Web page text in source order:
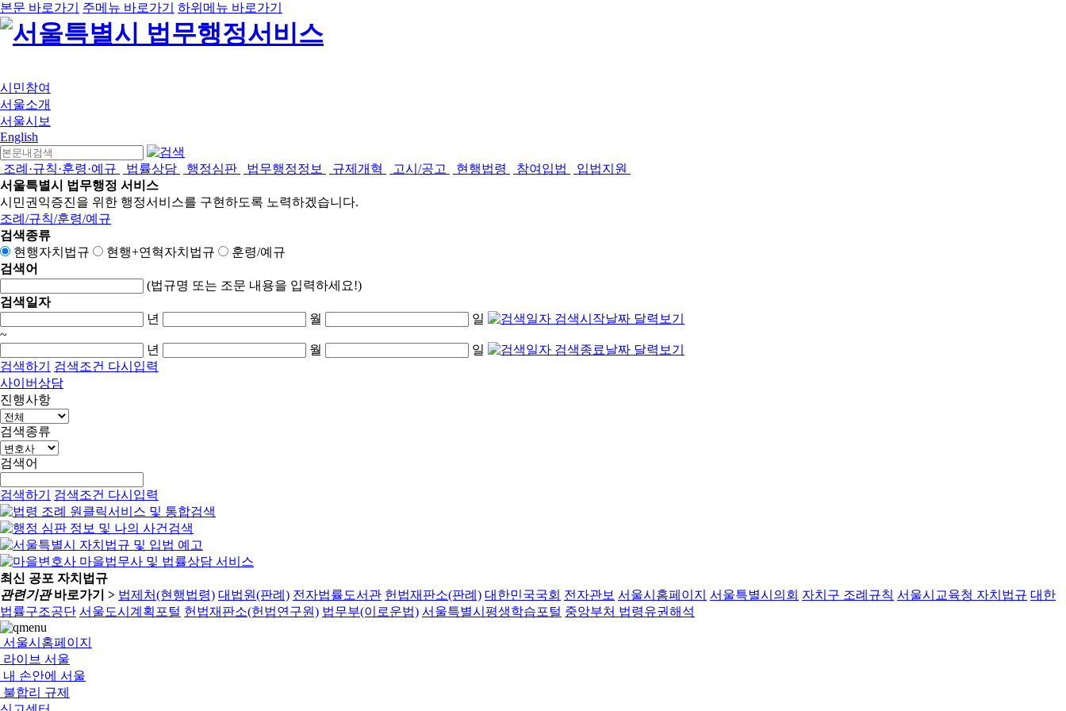
본문 바로가기 주메뉴 바로가기 하위메뉴 바로가기
시민참여
서울소개
서울시보
English
조례·규칙·훈령·예규 법률상담 행정심판 법무행정정보 규제개혁 고시/공고 현행법령 참여입법
입법지원
서울특별시 법무행정 서비스
시민권익증진을 위한 행정서비스를 구현하도록 노력하겠습니다.
조례/규칙/훈령/예규
검색종류
현행자치법규
현행+연혁자치법규
훈령/예규
검색어
(법규명 또는 조문 내용을 입력하세요!)
검색일자
년
월
일
~
년
월
일
검색하기
검색조건 다시입력
사이버상담
진행사항
검색종류
검색어
검색하기 검색조건 다시입력
최신 공포 자치법규
관련기관바로가기 > 법제처(현행법령) 대법원(판례) 전자법률도서관 헌법재판소(판례) 대한민국국회 전자관보 서울시홈페이지 서울특별시의회 자치구 조례규칙 서울시교육청 자치법규 대한
법률구조공단 서울도시계획포털 헌법재판소(헌법연구원) 법무부(이로운법) 서울특별시평생학습포털 중앙부처 법령유권해석
서울시홈페이지
라이브 서울
내 손안에 서울
불합리 규제